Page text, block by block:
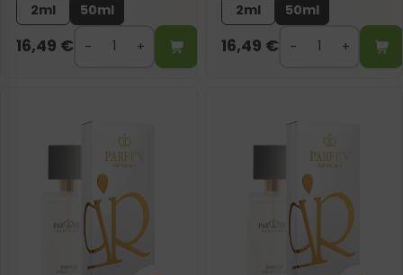
2ml 50ml
16,49 €
2ml 50ml
16,49 €